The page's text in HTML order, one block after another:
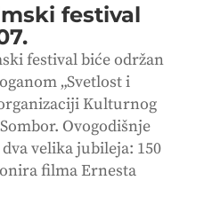
festival
festival biće održan
„Svetlost i
Kulturnog
Ovogodišnje
velika jubileja: 150
filma Ernesta